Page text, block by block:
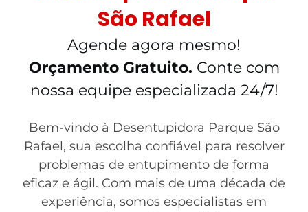
São Rafael
Agende agora mesmo!
Orçamento Gratuito. Conte com
nossa equipe especializada 24/7!
Bem-vindo à Desentupidora Parque São
Rafael, sua escolha confiável para resolver
problemas de entupimento de forma
eficaz e ágil. Com mais de uma década de
experiência, somos especialistas em